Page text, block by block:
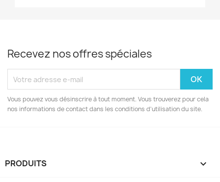
Recevez nos offres spéciales
Vous pouvez vous désinscrire à tout moment. Vous trouverez pour cela
nos informations de contact dans les conditions d'utilisation du site.
PRODUITS 